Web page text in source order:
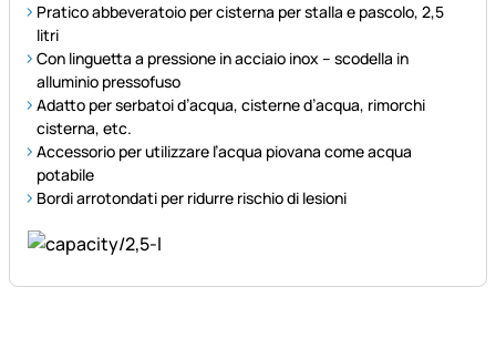
Pratico abbeveratoio per cisterna per stalla e pascolo, 2,5
litri
Con linguetta a pressione in acciaio inox – scodella in
alluminio pressofuso
Adatto per serbatoi d’acqua, cisterne d’acqua, rimorchi
cisterna, etc.
Accessorio per utilizzare l’acqua piovana come acqua
potabile
Bordi arrotondati per ridurre rischio di lesioni